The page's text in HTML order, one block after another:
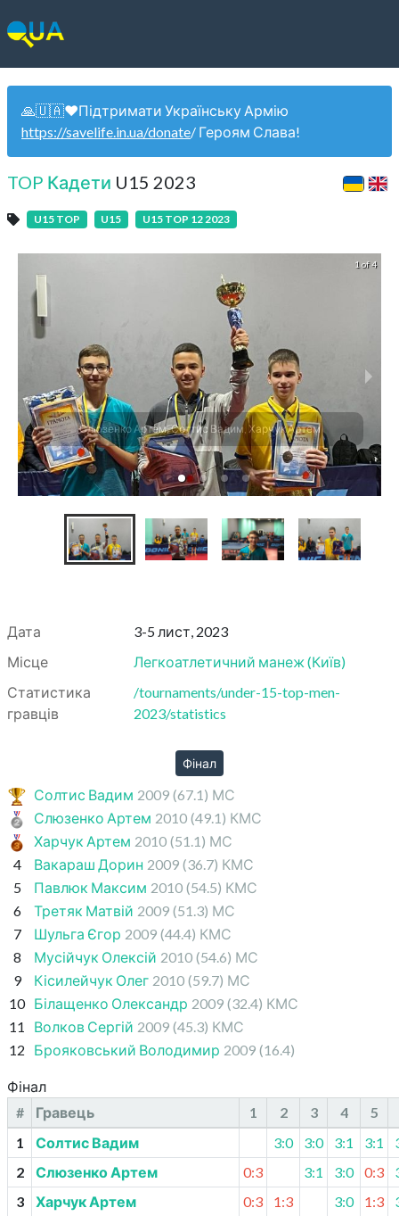
🙏🇺🇦❤️Підтримати Українську Армію
https://savelife.in.ua/donate/ Героям Слава!
TOP Кадети U15 2023
U15 TOP U15 U15 TOP 12 2023
Слюзенко Артем, Солтис Вадим, Харчук Артем
1 of 4
Дата
3-5 лист, 2023
Місце
Легкоатлетичний манеж(Київ)
Статистика
гравців
/tournaments/under-15-top-men-
2023/statistics
Фінал
Солтис Вадим 2009 (67.1) МС
Слюзенко Артем 2010 (49.1) КМС
Харчук Артем 2010 (51.1) МС
4
Вакараш Дорин 2009 (36.7) КМС
5
Павлюк Максим 2010 (54.5) КМС
6
Третяк Матвій 2009 (51.3) МС
7
Шульга Єгор 2009 (44.4) КМС
8
Мусійчук Олексій 2010 (54.6) МС
9
Кісилейчук Олег 2010 (59.7) МС
10 Білащенко Олександр 2009 (32.4) КМС
11
Волков Сергій 2009 (45.3) КМС
12
Брояковський Володимир 2009 (16.4)
Фінал
#
Гравець 1 2 3 4
5
1
Солтис Вадим 3:0 3:0 3:1 3:1
2
Слюзенко Артем 0:3 3:1 3:0 0:3
3
Харчук Артем 0:3 1:3 3:0 1:3